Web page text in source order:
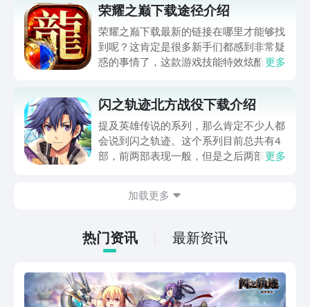
荣耀之巅下载途径介绍
荣耀之巅下载最新的链接在哪里才能够找
到呢？这肯定是很多新手们都感到非常疑
惑的事情了，这款游戏技能特效炫酷，玩
各位参考，希望这次内容可以帮助到对此
感兴趣的小伙伴哦~
更多
闪之轨迹北方战役下载介绍
提及英雄传说的系列，那么肯定不少人都
会说到闪之轨迹。这个系列目前总共有4
部，前两部表现一般，但是之后两部表现
役下载介绍。对于这款作品很多玩家都有
更多
加载更多
热门资讯 最新资讯